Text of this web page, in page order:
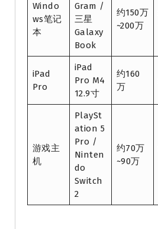
Windo
ws笔记
本
Gram /
三星
Galaxy
Book
约150万
~200万
iPad
Pro
iPad
Pro M4
12.9寸
约160
万
游戏主
机
PlaySt
ation 5
Pro /
Ninten
do
Switch
2
约70万
~90万